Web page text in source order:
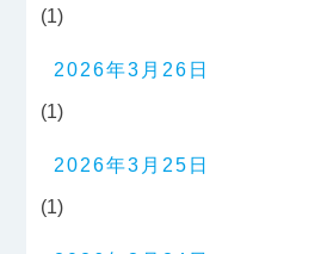
(1)
2026年3月26日
(1)
2026年3月25日
(1)